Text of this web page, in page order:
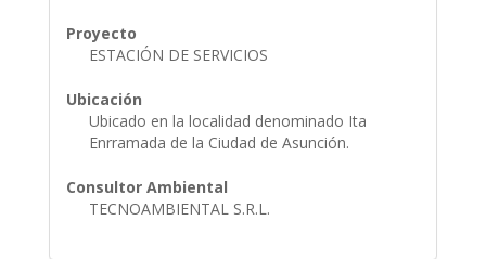
Proyecto
ESTACIÓN DE SERVICIOS
Ubicación
Ubicado en la localidad denominado Ita
Enrramada de la Ciudad de Asunción.
Consultor Ambiental
TECNOAMBIENTAL S.R.L.